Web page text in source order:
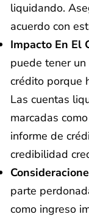
liquidando.
acuerdo con
Impacto En El
puede tener
crédito porque
Las cuentas
marcadas
informe de
credibilidad
parte
como ingreso